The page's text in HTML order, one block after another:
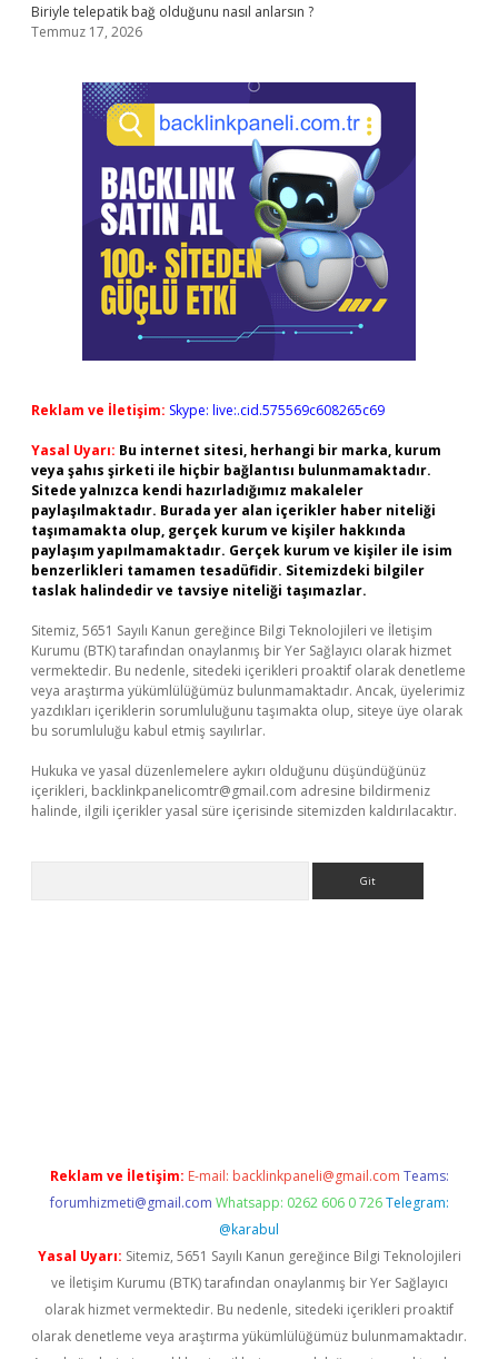
Biriyle telepatik bağ olduğunu nasıl anlarsın ?
Temmuz 17, 2026
Reklam ve İletişim: Skype: live:.cid.575569c608265c69
Yasal Uyarı: Bu internet sitesi, herhangi bir marka, kurum
veya şahıs şirketi ile hiçbir bağlantısı bulunmamaktadır.
Sitede yalnızca kendi hazırladığımız makaleler
paylaşılmaktadır. Burada yer alan içerikler haber niteliği
taşımamakta olup, gerçek kurum ve kişiler hakkında
paylaşım yapılmamaktadır. Gerçek kurum ve kişiler ile isim
benzerlikleri tamamen tesadüfidir. Sitemizdeki bilgiler
taslak halindedir ve tavsiye niteliği taşımazlar.
Sitemiz, 5651 Sayılı Kanun gereğince Bilgi Teknolojileri ve İletişim
Kurumu (BTK) tarafından onaylanmış bir Yer Sağlayıcı olarak hizmet
vermektedir. Bu nedenle, sitedeki içerikleri proaktif olarak denetleme
veya araştırma yükümlülüğümüz bulunmamaktadır. Ancak, üyelerimiz
yazdıkları içeriklerin sorumluluğunu taşımakta olup, siteye üye olarak
bu sorumluluğu kabul etmiş sayılırlar.
Hukuka ve yasal düzenlemelere aykırı olduğunu düşündüğünüz
içerikleri, backlinkpanelicomtr@gmail.com adresine bildirmeniz
halinde, ilgili içerikler yasal süre içerisinde sitemizden kaldırılacaktır.
Reklam ve İletişim: E-mail: backlinkpaneli@gmail.com Teams:
forumhizmeti@gmail.com Whatsapp: 0262 606 0 726 Telegram:
@karabul
Yasal Uyarı: Sitemiz, 5651 Sayılı Kanun gereğince Bilgi Teknolojileri
ve İletişim Kurumu (BTK) tarafından onaylanmış bir Yer Sağlayıcı
olarak hizmet vermektedir. Bu nedenle, sitedeki içerikleri proaktif
olarak denetleme veya araştırma yükümlülüğümüz bulunmamaktadır.